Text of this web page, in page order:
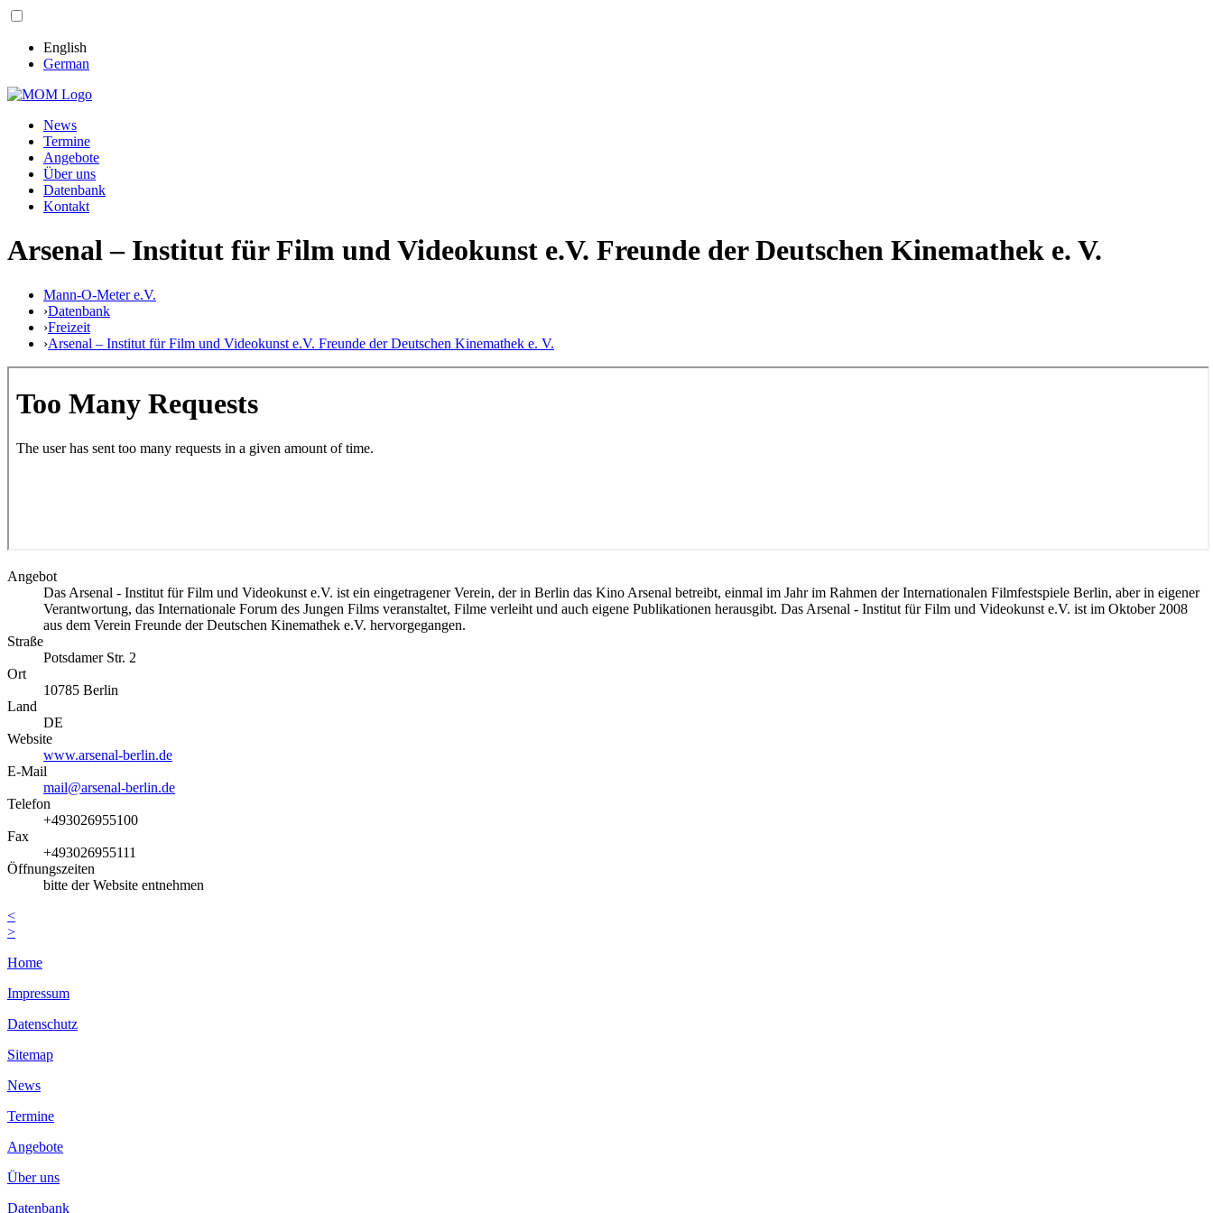
English
German
News
Termine
Angebote
Über uns
Datenbank
Kontakt
Arsenal – Institut für Film und Videokunst e.V. Freunde der Deutschen Kinemathek e. V.
Mann-O-Meter e.V.
›Datenbank
›Freizeit
›Arsenal – Institut für Film und Videokunst e.V. Freunde der Deutschen Kinemathek e. V.
Angebot
Das Arsenal - Institut für Film und Videokunst e.V. ist ein eingetragener Verein, der in Berlin das Kino Arsenal betreibt, einmal im Jahr im Rahmen der Internationalen Filmfestspiele Berlin, aber in eigener
Verantwortung, das Internationale Forum des Jungen Films veranstaltet, Filme verleiht und auch eigene Publikationen herausgibt. Das Arsenal - Institut für Film und Videokunst e.V. ist im Oktober 2008
aus dem Verein Freunde der Deutschen Kinemathek e.V. hervorgegangen.
Straße
Potsdamer Str. 2
Ort
10785 Berlin
Land
DE
Website
www.arsenal-berlin.de
E-Mail
mail@arsenal-berlin.de
Telefon
+493026955100
Fax
+493026955111
Öffnungszeiten
bitte der Website entnehmen
<
>
Home
Impressum
Datenschutz
Sitemap
News
Termine
Angebote
Über uns
Datenbank